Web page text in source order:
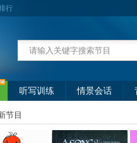
行
听写训练 情景会话
节目